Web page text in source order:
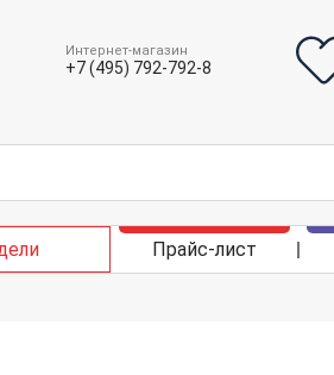
Интернет-магазин
+7 (495) 792-792-8
Прайс-лист